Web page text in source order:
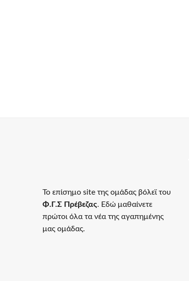
Το επίσημο site της ομάδας βόλεϊ του
Φ.Γ.Σ Πρέβεζας. Εδώ μαθαίνετε
πρώτοι όλα τα νέα της αγαπημένης
μας ομάδας.